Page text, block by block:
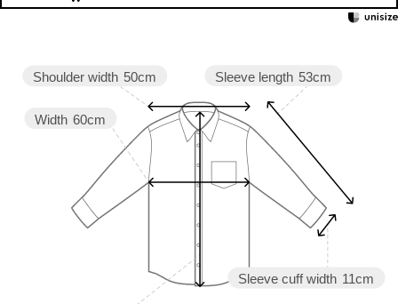
Sleeve cuff width 11cm
Sleeve length 53cm
Width 60cm
Shoulder width 50cm